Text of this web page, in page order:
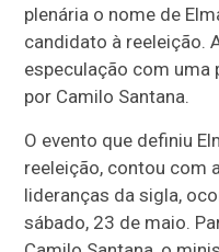
plenária o nome de
candidato à reeleição.
especulação com
por Camilo Santana.
O evento que definiu
reeleição, contou com
lideranças da sigla,
sábado, 23 de maio.